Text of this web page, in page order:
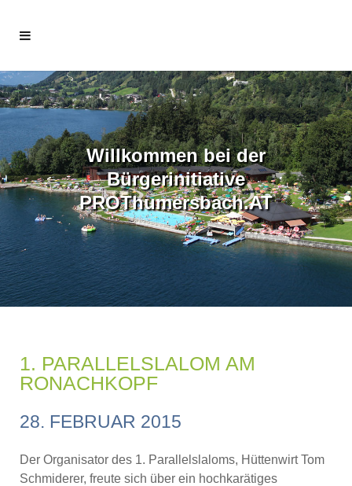
Willkommen bei der
Bürgerinitiative
PROThumersbach.AT
1. PARALLELSLALOM AM
RONACHKOPF
28. FEBRUAR 2015
Der Organisator des 1. Parallelslaloms, Hüttenwirt Tom
Schmiderer, freute sich über ein hochkarätiges